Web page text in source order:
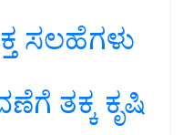
ಸಲಹೆಗಳು
ತಕ್ಕ ಕೃಷಿ